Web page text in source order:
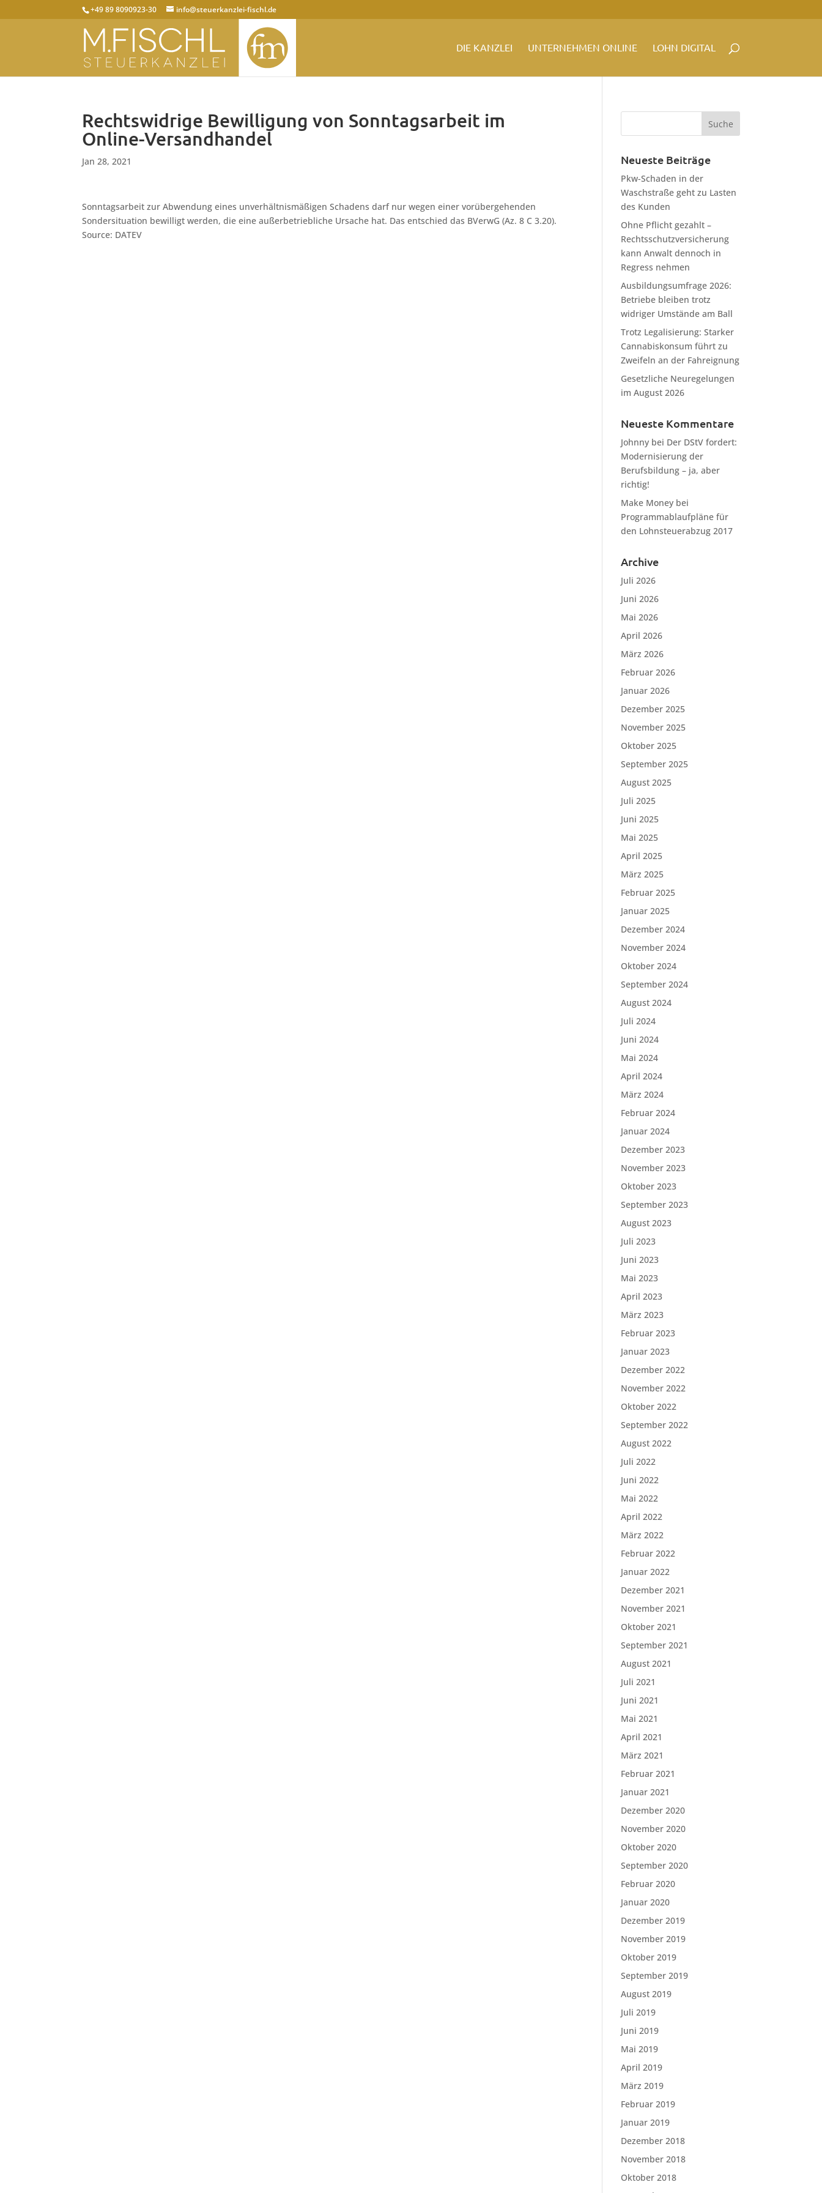
+49 89 8090923-30 info@steuerkanzlei-fischl.de
DIE KANZLEI UNTERNEHMEN ONLINE LOHN DIGITAL
Rechtswidrige Bewilligung von Sonntagsarbeit im
Online-Versandhandel
Jan 28, 2021
Sonntagsarbeit zur Abwendung eines unverhältnismäßigen Schadens darf nur wegen einer vorübergehenden
Sondersituation bewilligt werden, die eine außerbetriebliche Ursache hat. Das entschied das BVerwG (Az. 8 C 3.20).
Source: DATEV
Neueste Beiträge
Pkw-Schaden in der
Waschstraße geht zu Lasten
des Kunden
Ohne Pflicht gezahlt –
Rechtsschutzversicherung
kann Anwalt dennoch in
Regress nehmen
Ausbildungsumfrage 2026:
Betriebe bleiben trotz
widriger Umstände am Ball
Trotz Legalisierung: Starker
Cannabiskonsum führt zu
Zweifeln an der Fahreignung
Gesetzliche Neuregelungen
im August 2026
Neueste Kommentare
Johnny bei Der DStV fordert:
Modernisierung der
Berufsbildung – ja, aber
richtig!
Make Money bei
Programmablaufpläne für
den Lohnsteuerabzug 2017
Archive
Juli 2026
Juni 2026
Mai 2026
April 2026
März 2026
Februar 2026
Januar 2026
Dezember 2025
November 2025
Oktober 2025
September 2025
August 2025
Juli 2025
Juni 2025
Mai 2025
April 2025
März 2025
Februar 2025
Januar 2025
Dezember 2024
November 2024
Oktober 2024
September 2024
August 2024
Juli 2024
Juni 2024
Mai 2024
April 2024
März 2024
Februar 2024
Januar 2024
Dezember 2023
November 2023
Oktober 2023
September 2023
August 2023
Juli 2023
Juni 2023
Mai 2023
April 2023
März 2023
Februar 2023
Januar 2023
Dezember 2022
November 2022
Oktober 2022
September 2022
August 2022
Juli 2022
Juni 2022
Mai 2022
April 2022
März 2022
Februar 2022
Januar 2022
Dezember 2021
November 2021
Oktober 2021
September 2021
August 2021
Juli 2021
Juni 2021
Mai 2021
April 2021
März 2021
Februar 2021
Januar 2021
Dezember 2020
November 2020
Oktober 2020
September 2020
Februar 2020
Januar 2020
Dezember 2019
November 2019
Oktober 2019
September 2019
August 2019
Juli 2019
Juni 2019
Mai 2019
April 2019
März 2019
Februar 2019
Januar 2019
Dezember 2018
November 2018
Oktober 2018